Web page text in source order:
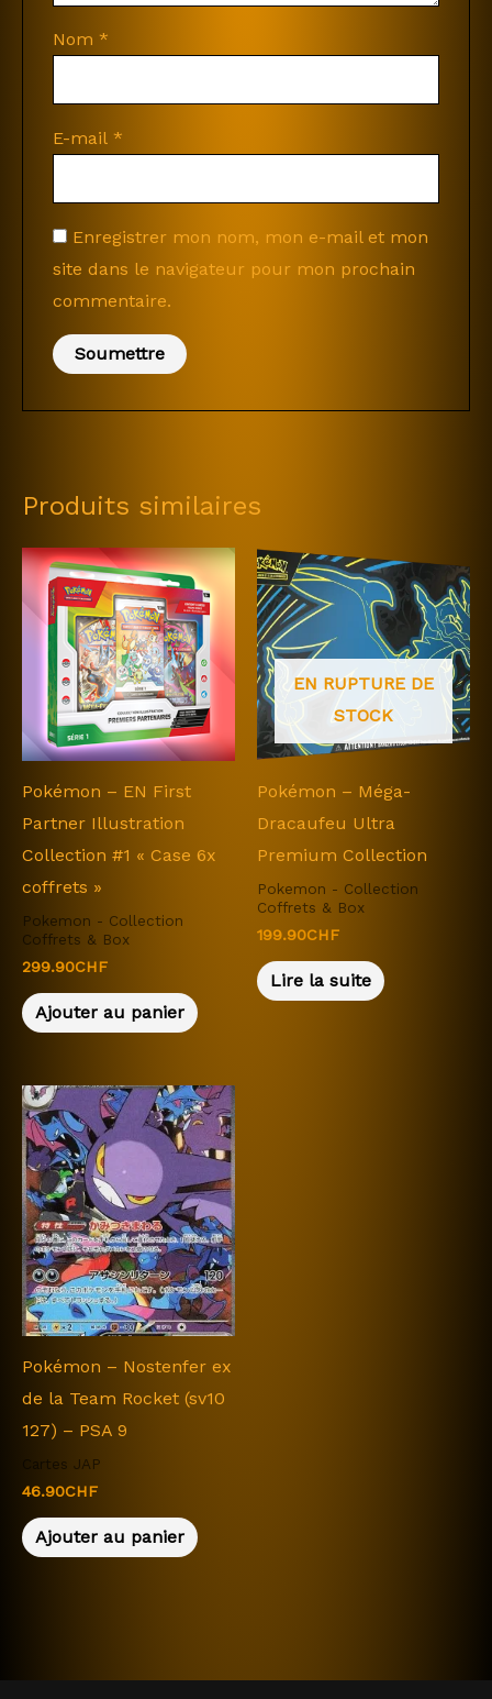
Nom *
E-mail *
Enregistrer mon nom, mon e-mail et mon
site dans le navigateur pour mon prochain
commentaire.
Produits similaires
Pokémon – EN First
Partner Illustration
Collection #1 « Case 6x
coffrets »
Pokemon - Collection
Coffrets & Box
299.90CHF
Ajouter au panier
EN RUPTURE DE
STOCK
Pokémon – Méga-
Dracaufeu Ultra
Premium Collection
Pokemon - Collection
Coffrets & Box
199.90CHF
Lire la suite
Pokémon – Nostenfer ex
de la Team Rocket (sv10
127) – PSA 9
Cartes JAP
46.90CHF
Ajouter au panier